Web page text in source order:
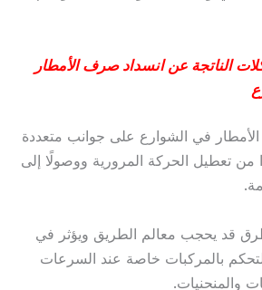
الناتجة عن انسداد صرف الأمطار
في الشوارع على جوانب متعددة
من تعطيل الحركة المرورية ووصولًا إلى
قد يحجب معالم الطريق ويؤثر في
بالمركبات خاصة عند السرعات
والمنحنيات.